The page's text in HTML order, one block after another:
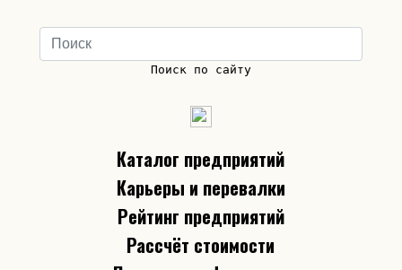
Поиск по сайту
Каталог предприятий
Карьеры и перевалки
Рейтинг предприятий
Рассчёт стоимости